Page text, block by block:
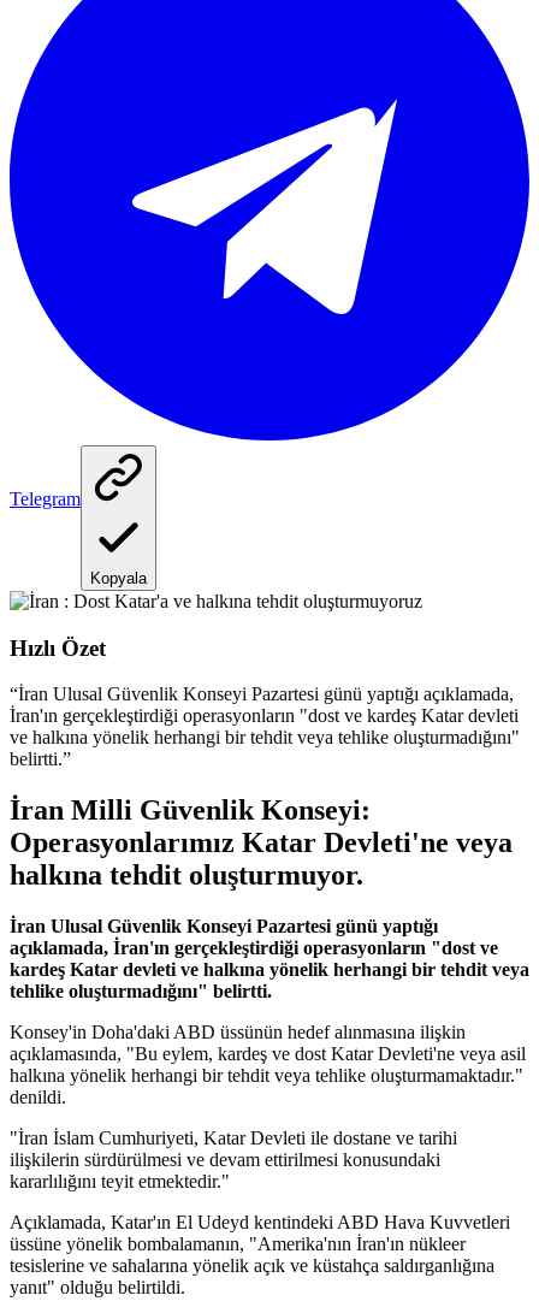
Telegram
Kopyala
Hızlı Özet
“İran Ulusal Güvenlik Konseyi Pazartesi günü yaptığı açıklamada,
İran'ın gerçekleştirdiği operasyonların "dost ve kardeş Katar devleti
ve halkına yönelik herhangi bir tehdit veya tehlike oluşturmadığını"
belirtti.”
İran Milli Güvenlik Konseyi:
Operasyonlarımız Katar Devleti'ne veya
halkına tehdit oluşturmuyor.
İran Ulusal Güvenlik Konseyi Pazartesi günü yaptığı
açıklamada, İran'ın gerçekleştirdiği operasyonların "dost ve
kardeş Katar devleti ve halkına yönelik herhangi bir tehdit veya
tehlike oluşturmadığını" belirtti.
Konsey'in Doha'daki ABD üssünün hedef alınmasına ilişkin
açıklamasında, "Bu eylem, kardeş ve dost Katar Devleti'ne veya asil
halkına yönelik herhangi bir tehdit veya tehlike oluşturmamaktadır."
denildi.
"İran İslam Cumhuriyeti, Katar Devleti ile dostane ve tarihi
ilişkilerin sürdürülmesi ve devam ettirilmesi konusundaki
kararlılığını teyit etmektedir."
Açıklamada, Katar'ın El Udeyd kentindeki ABD Hava Kuvvetleri
üssüne yönelik bombalamanın, "Amerika'nın İran'ın nükleer
tesislerine ve sahalarına yönelik açık ve küstahça saldırganlığına
yanıt" olduğu belirtildi.